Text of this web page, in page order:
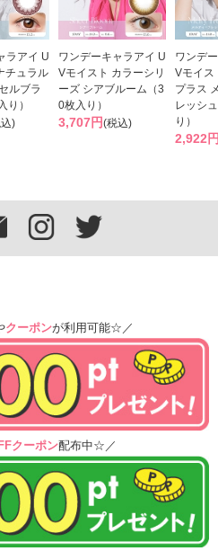
ラアイ U
チュラル
ルブラ
り）
)
ワンデーキャラアイ U
Vモイスト カラーシリ
ーズ シアブルーム（3
0枚入り）
3,707円(税込)
ワンデ
Vモイス
プラス
レッシ
り）
2,922
クーポンが利用可能☆／
クーポン配布中☆／